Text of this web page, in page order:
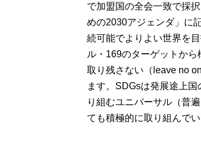
で加盟国の全会一致で採
めの2030アジェンダ」に
続可能でよりよい世界を
ル・169のターゲットから
取り残さない（ leave no
ます。SDGsは発展途上
り組むユニバーサル（普
ても積極的に取り組んでい